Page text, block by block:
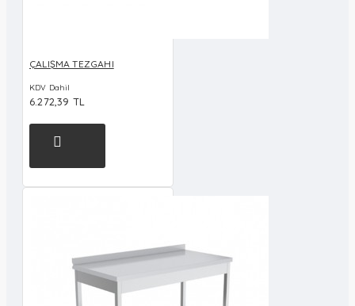
ÇALIŞMA TEZGAHI
KDV Dahil
6.272,39 TL